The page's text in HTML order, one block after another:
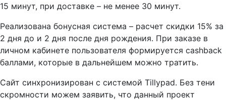
15 минут, при доставке – не менее 30 минут.
Реализована бонусная система – расчет скидки 15% за
2 дня до и 2 дня после дня рождения. При заказе в
личном кабинете пользователя формируется cashback
баллами, которые в дальнейшем можно тратить.
Сайт синхронизирован с системой Tillypad. Без тени
скромности можем заявить, что данный проект